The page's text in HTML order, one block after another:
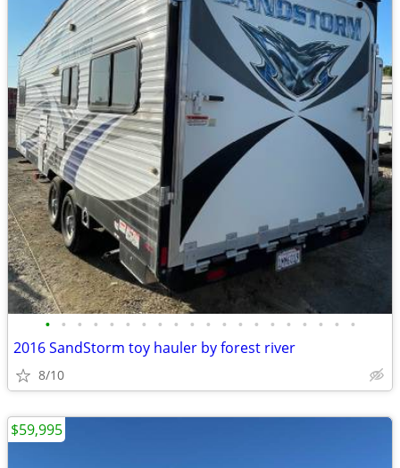
• • • • • • • • • • • • • • • • • • • •
2016 SandStorm toy hauler by forest river
8/10
$59,995